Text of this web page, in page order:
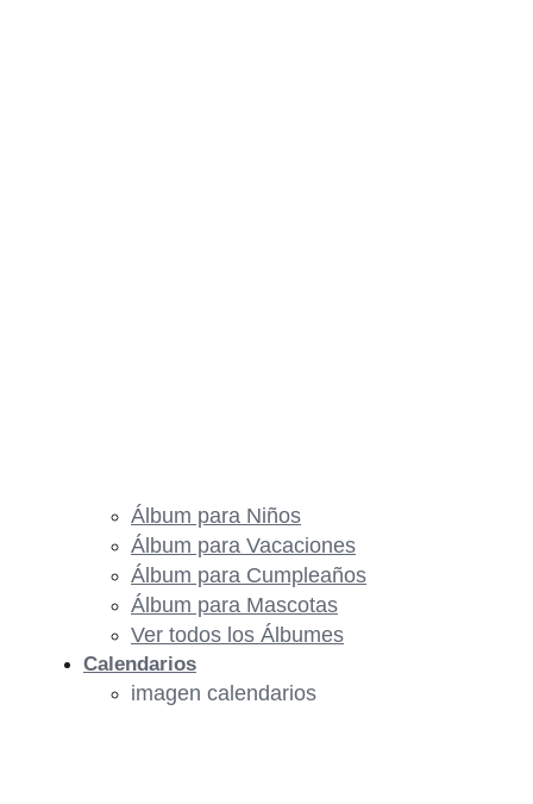
Álbum para Niños
Álbum para Vacaciones
Álbum para Cumpleaños
Álbum para Mascotas
Ver todos los Álbumes
Calendarios
imagen calendarios